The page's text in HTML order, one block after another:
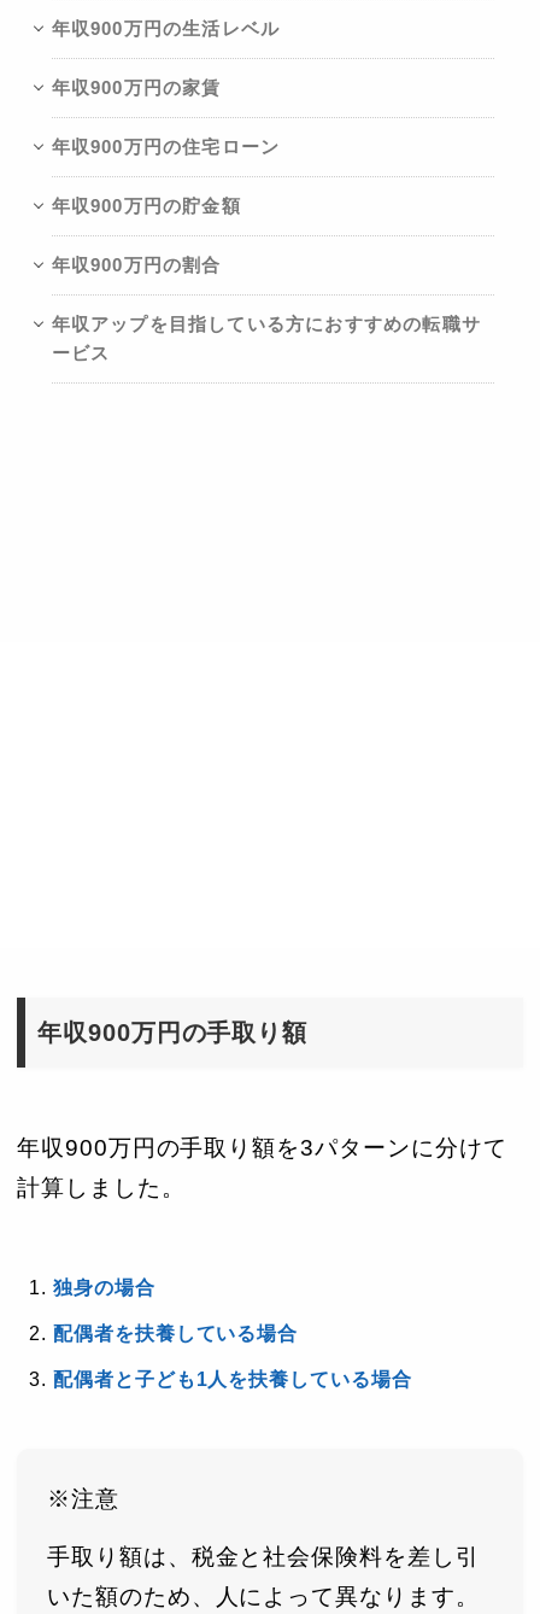
年収900万円の生活レベル
年収900万円の家賃
年収900万円の住宅ローン
年収900万円の貯金額
年収900万円の割合
年収アップを目指している方におすすめの転職サ
ービス
年収900万円の手取り額
年収900万円の手取り額を3パターンに分けて
計算しました。
独身の場合
配偶者を扶養している場合
配偶者と子ども1人を扶養している場合
※注意
手取り額は、税金と社会保険料を差し引
いた額のため、人によって異なります。